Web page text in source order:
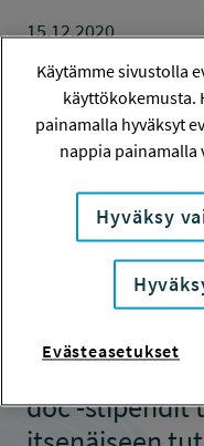
15.12.2020
rahoitushaku
on
tietoon
väitöstyön
kuukaudelle
saattamiseksi
doc -stipendit
Käytämme sivustolla
käyttökokemusta.
painamalla hyväksyt
nappia painamalla
Hyväksy
Evästeasetukset